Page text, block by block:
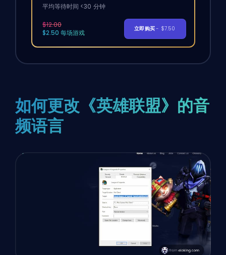
平均等待时间 <30 分钟
$12.00
$2.50 每场游戏
立即购买- $7.50
如何更改《英雄联盟》的音
频语言